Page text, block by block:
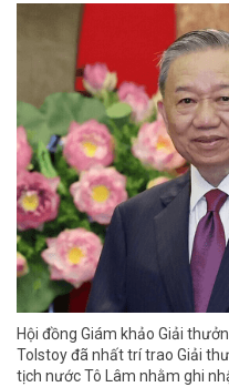
Hội đồng Giám khảo Giải
Tolstoy đã nhất trí trao Giải
tịch nước Tô Lâm nhằm ghi